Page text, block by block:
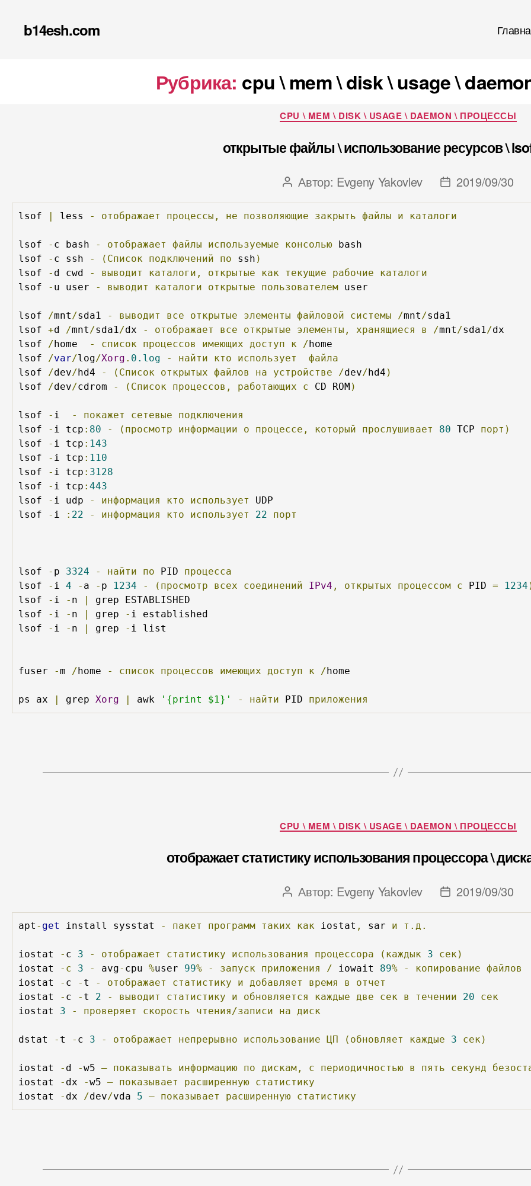
b14esh.com
Рубрика: cpu \ mem \ disk \ usage \
Рубрики
CPU \ MEM \ DISK \ USAGE \ DAEMON \ ПРОЦЕССЫ
открытые файлы \ использование ресурсов \
Автор
записи
Автор: Evgeny Yakovlev
Дата
записи
2019/09/30
lsof | less - отображает процессы, не позволяющие закрыть файлы и каталоги
lsof - c bash - отображает файлы используемые консолью bash
lsof
- c ssh - (Список подключений по ssh )
lsof
- d cwd - выводит каталоги, открытые как текущие рабочие
каталоги
lsof
- u user - выводит каталоги открытые пользователем user
lsof /mnt /sda1 - выводит все открытые элементы файловой системы /mnt /sda1
lsof +d /mnt /sda1 /dx - отображает все открытые элементы, хранящиеся в /mnt /sda1 /dx
lsof
/home - список процессов имеющих доступ к /home
lsof
/var/log/Xorg . 0.log - найти кто использует
файла
lsof
/dev/hd4 - (Список открытых файлов на устройстве /dev/hd4 )
lsof
/dev/cdrom - (Список процессов, работающих с CD ROM )
lsof - i - покажет сетевые
подключения
lsof
- i tcp : 80 - (просмотр информации о процессе, который прослушивает 80 TCP порт)
lsof
- i tcp : 143
lsof
- i tcp : 110
lsof
- i tcp : 3128
lsof
- i tcp : 443
lsof
- i udp - информация кто использует
UDP
lsof
- i : 22 - информация кто использует 22 порт
lsof - p 3324 - найти по PID процесса
lsof
- i 4 - a - p 1234 - (просмотр всех соединений IPv4 , открытых процессом с PID = 1234
lsof
- i - n |
grep ESTABLISHED
lsof
- i - n | grep - i established
lsof
- i - n | grep - i list
fuser -m /home - список процессов имеющих доступ к /home
ps ax | grep Xorg | awk '{print $1}' - найти PID приложения
Рубрики
CPU \ MEM \ DISK \ USAGE \ DAEMON \ ПРОЦЕССЫ
отображает статистику использования процессора \
Автор
записи
Автор: Evgeny Yakovlev
Дата
записи
2019/09/30
apt - get install sysstat - пакет программ таких как iostat , sar и т.д.
iostat - c 3 - отображает статистику использования процессора (каждык 3
сек)
iostat
-с 3 - avg- cpu %user 99% - запуск приложения / iowait 89% - копирование файлов
iostat
- c - t - отображает статистику и добавляет время в
отчет
iostat
- c - t 2 - выводит статистику и обновляется каждые две сек в течении 20
сек
iostat 3 - проверяет скорость чтения/записи на диск
dstat - t - c 3 - отображает непрерывно использование ЦП (обновляет каждые 3 сек)
iostat - d -w5 — показывать информацию по дискам, с периодичностью в пять секунд
iostat
- dx -w5 — показывает расширенную статистику
iostat
- dx /dev/vda 5 — показывает расширенную статистику